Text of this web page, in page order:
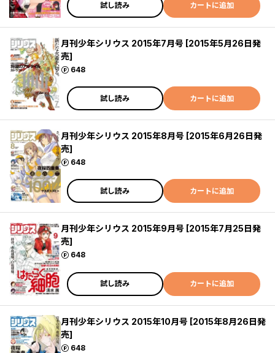
試し読み カートに追加
月刊少年シリウス 2015年7月号 [2015年5月26日発
売]
648
ポイント
試し読み カートに追加
月刊少年シリウス 2015年8月号 [2015年6月26日発
売]
648
ポイント
試し読み カートに追加
月刊少年シリウス 2015年9月号 [2015年7月25日発
売]
648
ポイント
試し読み カートに追加
月刊少年シリウス 2015年10月号 [2015年8月26日発
売]
648
ポイント